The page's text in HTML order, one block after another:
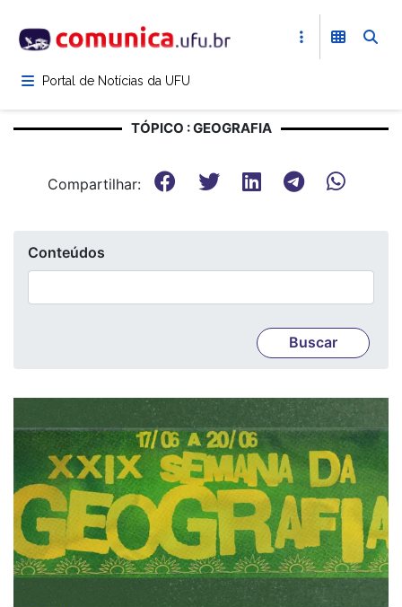
para
conteúdoPortal de Notícias da UFU
TÓPICO : GEOGRAFIA
Compartilhar:
Conteúdos